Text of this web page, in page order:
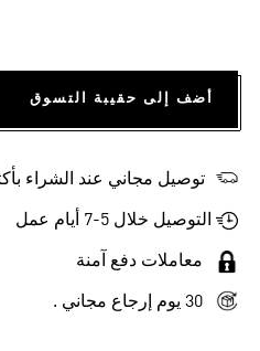
أضف إلى حقيبة التسوق
توصيل مجاني عند الشراء بأكثر
التوصيل خلال 5-7 أيام عمل
معاملات دفع آمنة